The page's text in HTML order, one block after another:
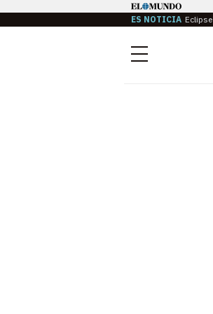
ES NOTICIA Eclipse
Menú